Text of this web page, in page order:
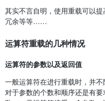
其实不言自明，使用重载可以
冗余等等……
运算符重载的几种情况
运算符的参数以及返回值
一般运算符在进行重载时，并
对于参数的个数和顺序还是有